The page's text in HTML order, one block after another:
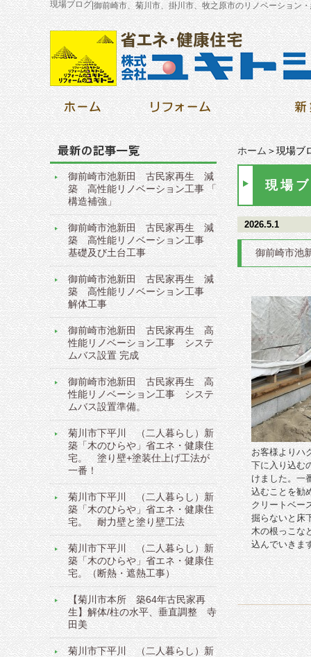
現場ブログ|御前崎市、菊川市、掛川市、牧之原市のリノベーション
ホーム＞現場ブ
現場
2026.5.1
御前崎市池
お客様よりハ
下に入り込む
けました。一
込むことを勧
クリートベー
掘らないと床
木の根っこな
込んでいきま
御前崎市池新田 古民家再生 減
築 高性能リノベーション工事 「
構造補強」
御前崎市池新田 古民家再生 減
築 高性能リノベーション工事
基礎及び土台工事
御前崎市池新田 古民家再生 減
築 高性能リノベーション工事
解体工事
御前崎市池新田 古民家再生 高
性能リノベーション工事 システ
ムバス設置 完成
御前崎市池新田 古民家再生 高
性能リノベーション工事 システ
ムバス設置準備。
菊川市下平川 （二人暮らし）新
築「木のひらや」省エネ・健康住
宅。 塗り壁+塗装仕上げ工法が
一番！
菊川市下平川 （二人暮らし）新
築「木のひらや」省エネ・健康住
宅。 耐力壁と塗り壁工法
菊川市下平川 （二人暮らし）新
築「木のひらや」省エネ・健康住
宅。（断熱・遮熱工事）
【菊川市本所 築64年古民家再
生】解体/柱の水平、垂直調整 寺
田美
菊川市下平川 （二人暮らし）新